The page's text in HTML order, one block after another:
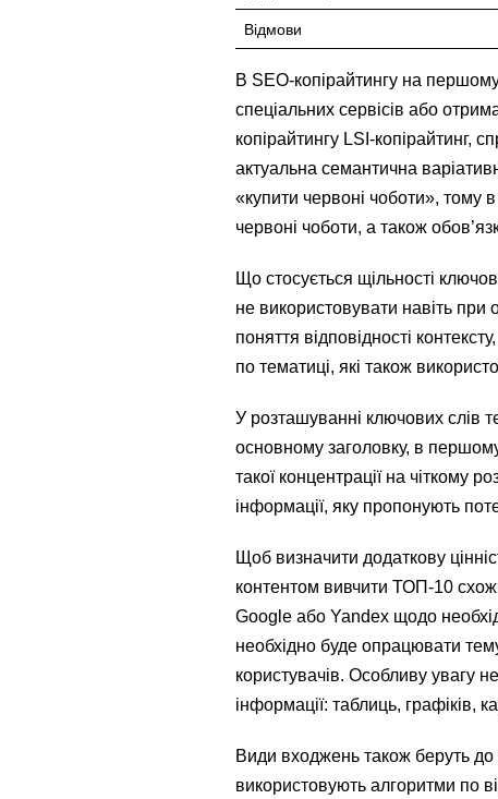
Відмови
В SEO-копірайтингу на
спеціальних сервісів або
копірайтингу LSI-копірайтинг,
актуальна семантична
«купити червоні чоботи», тому
червоні чоботи, а також
Що стосується щільності
не використовувати навіть
поняття відповідності
по тематиці, які також
У розташуванні ключових слів
основному заголовку, в першому
такої концентрації на чіткому
інформації, яку пропонують
Щоб визначити додаткову
контентом вивчити ТОП-10
Google або Yandex щодо
необхідно буде опрацювати
користувачів. Особливу увагу
інформації: таблиць, графіків,
Види входжень також беруть до
використовують алгоритми по